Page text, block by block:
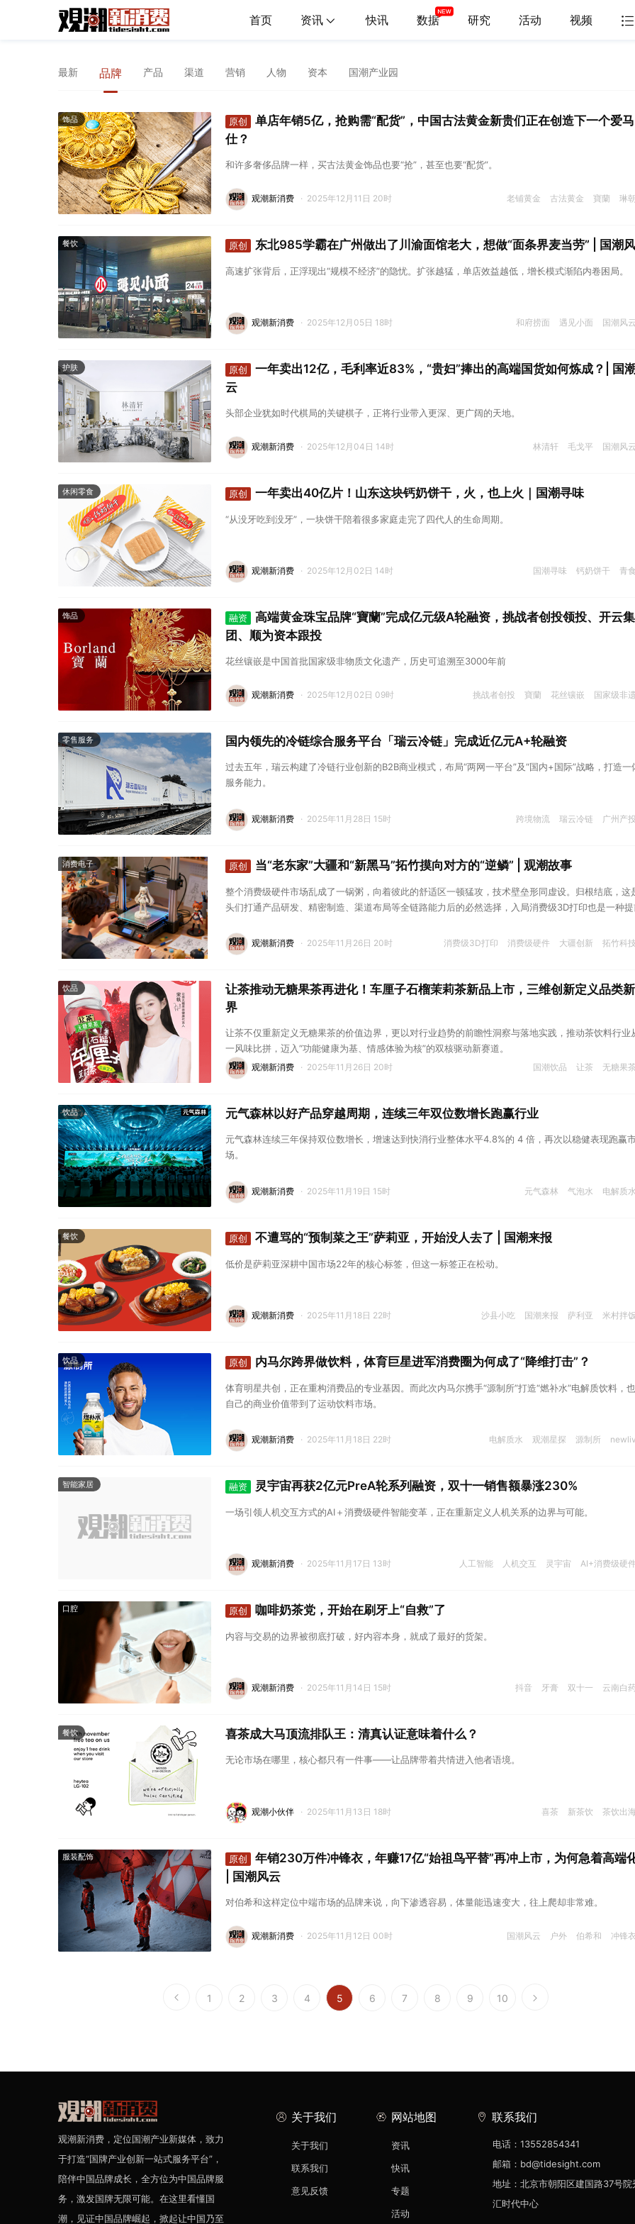
首页 资讯 快讯 数据 研究 活动 视频
最新 品牌 产品 渠道 营销 人物 资本 国潮产业园
饰品 原创
单店年销5亿，抢购需“配货”，中国古法黄金新贵们正在创造下一个爱马
仕？
和许多奢侈品牌一样，买古法黄金饰品也要“抢”，甚至也要“配货”。
老铺黄金 古法黄金 寶蘭 琳朝
观潮新消费 · 2025年12月11日 20时
餐饮 原创 东北985学霸在广州做出了川渝面馆老大，想做“面条界麦当劳” | 国潮
高速扩张背后，正浮现出“规模不经济”的隐忧。扩张越猛，单店效益越低，增长模式渐陷内卷困局。
和府捞面 遇见小面 国潮风云
观潮新消费 · 2025年12月05日 18时
护肤 原创
一年卖出12亿，毛利率近83%，“贵妇”捧出的高端国货如何炼成？| 国
云
头部企业犹如时代棋局的关键棋子，正将行业带入更深、更广阔的天地。
林清轩 毛戈平 国潮风云
观潮新消费 · 2025年12月04日 14时
休闲零食 原创 一年卖出40亿片！山东这块钙奶饼干，火，也上火｜国潮寻味
“从没牙吃到没牙”，一块饼干陪着很多家庭走完了四代人的生命周期。
国潮寻味 钙奶饼干 青食
观潮新消费 · 2025年12月02日 14时
饰品 融资
高端黄金珠宝品牌“寶蘭”完成亿元级A轮融资，挑战者创投领投、开云集
团、顺为资本跟投
花丝镶嵌是中国首批国家级非物质文化遗产，历史可追溯至3000年前
挑战者创投 寶蘭 花丝镶嵌 国家级非遗
观潮新消费 · 2025年12月02日 09时
零售服务 国内领先的冷链综合服务平台「瑞云冷链」完成近亿元A+轮融资
过去五年，瑞云构建了冷链行业创新的B2B商业模式，布局“两网一平台”及“国内+国际”战略，打造一
服务能力。
跨境物流 瑞云冷链 广州产投
观潮新消费 · 2025年11月28日 15时
消费电子 原创 当“老东家”大疆和“新黑马”拓竹摸向对方的“逆鳞” | 观潮故事
整个消费级硬件市场乱成了一锅粥，向着彼此的舒适区一顿猛攻，技术壁垒形同虚设。归根结底，这
头们打通产品研发、精密制造、渠道布局等全链路能力后的必然选择，入局消费级3D打印也是一种提
消费级3D打印 消费级硬件 大疆创新 拓竹科技
观潮新消费 · 2025年11月26日 20时
饮品
让茶推动无糖果茶再进化！车厘子石榴茉莉茶新品上市，三维创新定义品类
界
让茶不仅重新定义无糖果茶的价值边界，更以对行业趋势的前瞻性洞察与落地实践，推动茶饮料行业
一风味比拼，迈入“功能健康为基、情感体验为核”的双核驱动新赛道。
国潮饮品 让茶 无糖果茶
观潮新消费 · 2025年11月26日 20时
饮品 元气森林以好产品穿越周期，连续三年双位数增长跑赢行业
元气森林连续三年保持双位数增长，增速达到快消行业整体水平4.8%的 4 倍，再次以稳健表现跑赢
场。
元气森林 气泡水 电解质水
观潮新消费 · 2025年11月19日 15时
餐饮 原创 不遭骂的“预制菜之王”萨莉亚，开始没人去了 | 国潮来报
低价是萨莉亚深耕中国市场22年的核心标签，但这一标签正在松动。
沙县小吃 国潮来报 萨利亚 米村拌饭
观潮新消费 · 2025年11月18日 22时
饮品 原创 内马尔跨界做饮料，体育巨星进军消费圈为何成了“降维打击”？
体育明星共创，正在重构消费品的专业基因。而此次内马尔携手“源制所”打造“燃补水”电解质饮料，
自己的商业价值带到了运动饮料市场。
电解质水 观潮星探 源制所 newliv
观潮新消费 · 2025年11月18日 22时
智能家居 融资 灵宇宙再获2亿元PreA轮系列融资，双十一销售额暴涨230%
一场引领人机交互方式的AI＋消费级硬件智能变革，正在重新定义人机关系的边界与可能。
人工智能 人机交互 灵宇宙 AI+消费级硬
观潮新消费 · 2025年11月17日 13时
口腔 原创 咖啡奶茶党，开始在刷牙上“自救”了
内容与交易的边界被彻底打破，好内容本身，就成了最好的货架。
抖音 牙膏 双十一 云南白药
观潮新消费 · 2025年11月14日 15时
餐饮 喜茶成大马顶流排队王：清真认证意味着什么？
无论市场在哪里，核心都只有一件事——让品牌带着共情进入他者语境。
喜茶 新茶饮 茶饮出海
观潮小伙伴 · 2025年11月13日 18时
服装配饰 原创
年销230万件冲锋衣，年赚17亿“始祖鸟平替”再冲上市，为何急着高端
| 国潮风云
对伯希和这样定位中端市场的品牌来说，向下渗透容易，体量能迅速变大，往上爬却非常难。
国潮风云 户外 伯希和 冲锋衣
观潮新消费 · 2025年11月12日 00时
1 2 3 4 5 6 7 8 9 10
观潮新消费，定位国潮产业新媒体，致力
于打造“国牌产业创新一站式服务平台”，
陪伴中国品牌成长，全方位为中国品牌服
务，激发国牌无限可能。在这里看懂国
潮，见证中国品牌崛起，掀起让中国乃至
关于我们
关于我们
联系我们
意见反馈
网站地图
资讯
快讯
专题
活动
联系我们
电话：13552854341
邮箱：bd@tidesight.com
地址：北京市朝阳区建国路37号院
汇时代中心